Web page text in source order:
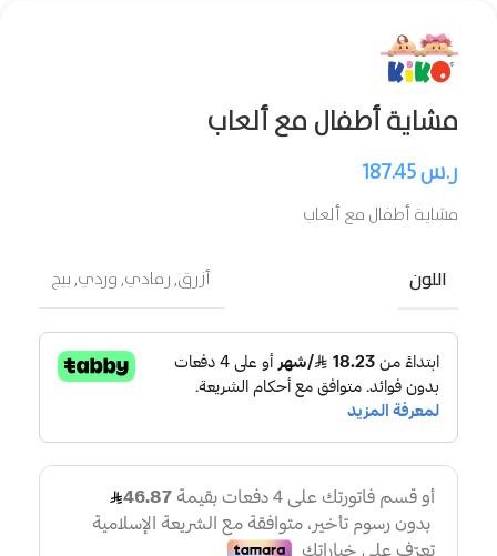
مشاية أطفال مع ألعاب
ر.س
مشاية أطفال مع ألعاب
اللون أزرق, رمادي, وردي, بيج